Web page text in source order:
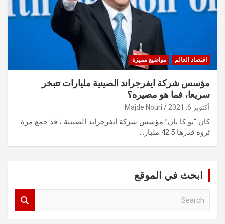
اقتصاد العالم مواضيع مميزة
مؤسس شركة ايفرجراند الصينية مليارات تتبخر
سريعا، فما هو مصيره؟
أكتوبر 6, 2021 Majde Nouri
كان “يو كا يان” مؤسس شركة ايفرجراند الصينية ، قد جمع مرة
ثروة قدرها 42.5 مليار…
ابحث في الموقع